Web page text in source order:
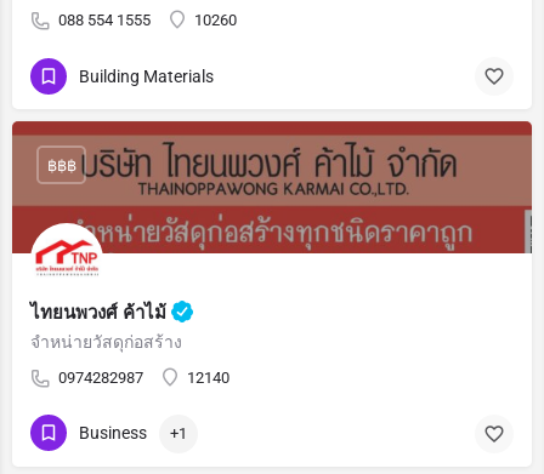
088 554 1555 10260
Building Materials
ไทยนพวงศ์ ค้าไม้
จำหน่ายวัสดุก่อสร้าง
0974282987 12140
฿฿฿
Business +1